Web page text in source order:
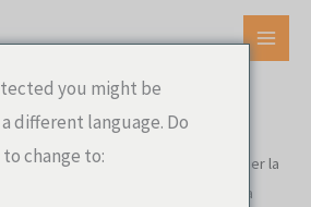
estamos comprometidos a proteger la
y visitantes del sitio web. Esta
you might be
different language. Do
change to: